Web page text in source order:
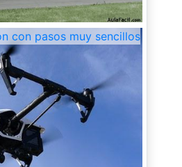
con pasos muy sencillos